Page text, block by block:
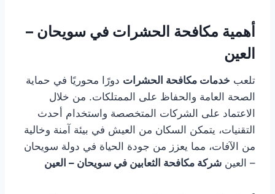
أهمية مكافحة الحشرات في سويحان –
العين
تلعب خدمات مكافحة الحشرات دورًا محوريًا في حماية
الصحة العامة والحفاظ على الممتلكات. من خلال
الاعتماد على الشركات المتخصصة واستخدام أحدث
التقنيات، يتمكن السكان من العيش في بيئة آمنة وخالية
من الآفات، مما يعزز من جودة الحياة في دولة سويحان
– العين شركة مكافحة الثعابين في سويحان – العين